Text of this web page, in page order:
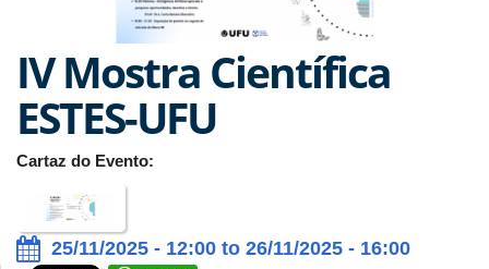
IV Mostra Científica
ESTES-UFU
Cartaz do Evento:
25/11/2025 - 12:00 to 26/11/2025 - 16:00